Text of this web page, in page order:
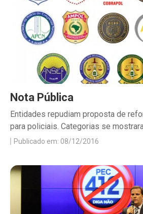
Nota Pública
Entidades repudiam proposta de
para policiais. Categorias se
Publicado em: 08/12/2016